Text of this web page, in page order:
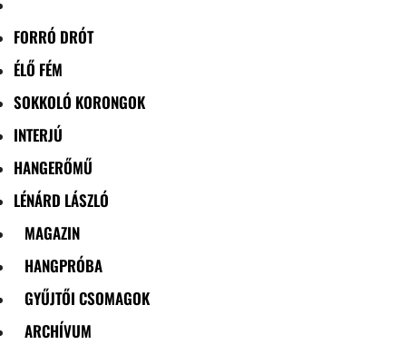
FORRÓ DRÓT
ÉLŐ FÉM
SOKKOLÓ KORONGOK
INTERJÚ
HANGERŐMŰ
LÉNÁRD LÁSZLÓ
MAGAZIN
HANGPRÓBA
GYŰJTŐI CSOMAGOK
ARCHÍVUM